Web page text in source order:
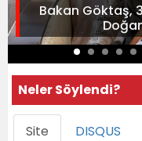
Bakan Göktaş,
Neler Söylendi?
Site DISQUS